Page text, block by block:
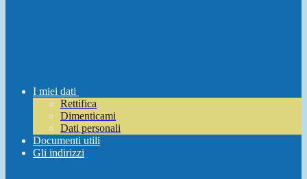
I miei dati
Rettifica
Dimenticami
Dati personali
Documenti utili
Gli indirizzi